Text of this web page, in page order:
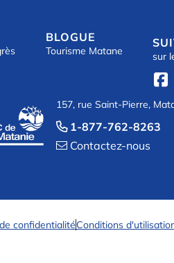
BLOGUE
Tourisme Matane sur

157, rue Saint-Pierre,
 1-877-762-8263
 Contactez-nous
confidentialitéConditions